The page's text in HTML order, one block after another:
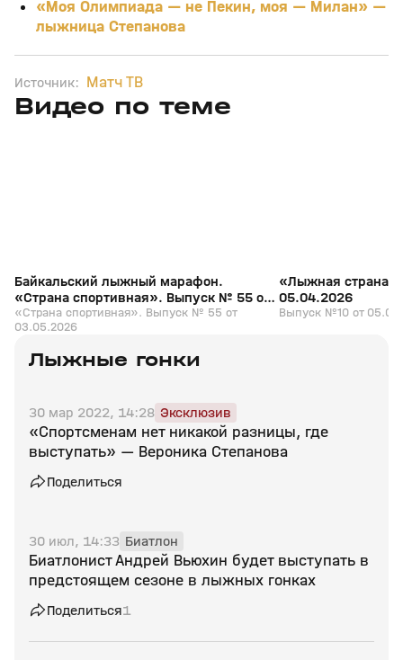
«Моя Олимпиада — не Пекин, моя — Милан» —
лыжница Степанова
Источник: Матч ТВ
Видео по теме
03 мая, 16:30
Байкальский лыжный марафон.
«Страна спортивная». Выпуск № 55 от
03.05.2026
«Страна спортивная». Выпуск № 55 от
03.05.2026
«Лыжная
05.04.2026
Выпуск №10 от
Лыжные гонки
30 мар 2022, 14:28 Эксклюзив
«Спортсменам нет никакой разницы, где
выступать» — Вероника Степанова
Поделиться
30 июл, 14:33 Биатлон
Биатлонист Андрей Вьюхин будет выступать в
предстоящем сезоне в лыжных гонках
Поделиться1